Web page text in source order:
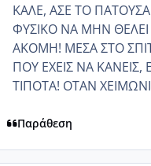
ΚΑΛΕ, ΑΣΕ ΤΟ
ΦΥΣΙΚΟ ΝΑ ΜΗΝ ΘΕΛΕΙ
ΑΚΟΜΗ! ΜΕΣΑ ΣΤΟ
ΠΟΥ ΕΧΕΙΣ ΝΑ ΚΑΝΕΙΣ,
ΤΙΠΟΤΑ! ΟΤΑΝ
Παράθεση